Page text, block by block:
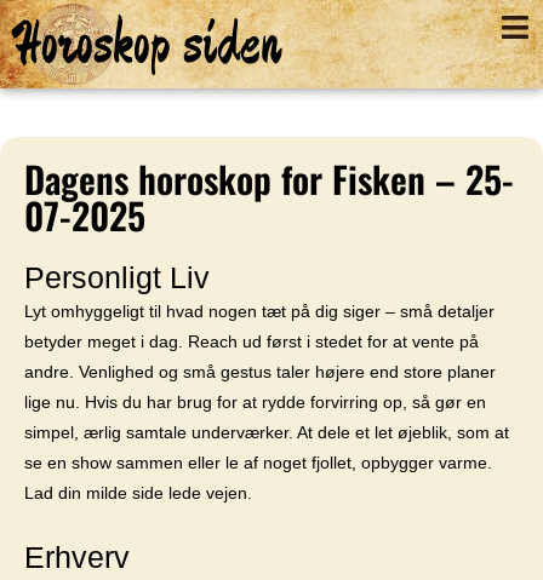
Horoskop siden
Dagens horoskop for Fisken – 25-
07-2025
Personligt Liv
Lyt omhyggeligt til hvad nogen tæt på dig siger – små detaljer
betyder meget i dag. Reach ud først i stedet for at vente på
andre. Venlighed og små gestus taler højere end store planer
lige nu. Hvis du har brug for at rydde forvirring op, så gør en
simpel, ærlig samtale underværker. At dele et let øjeblik, som at
se en show sammen eller le af noget fjollet, opbygger varme.
Lad din milde side lede vejen.
Erhverv